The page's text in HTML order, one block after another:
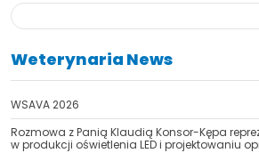
Weterynaria News
WSAVA 2026
Rozmowa z Panią Klaudią Konsor-Kępa
w produkcji oświetlenia LED i projektowaniu